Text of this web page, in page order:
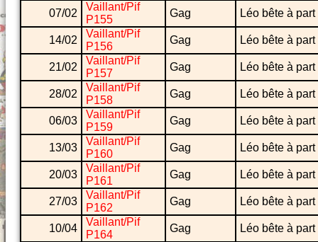
07/02
Vaillant/Pif
P155
Gag Léo bête à part
14/02
Vaillant/Pif
P156
Gag Léo bête à part
21/02
Vaillant/Pif
P157
Gag Léo bête à part
28/02
Vaillant/Pif
P158
Gag Léo bête à part
06/03
Vaillant/Pif
P159
Gag Léo bête à part
13/03
Vaillant/Pif
P160
Gag Léo bête à part
20/03
Vaillant/Pif
P161
Gag Léo bête à part
27/03
Vaillant/Pif
P162
Gag Léo bête à part
10/04
Vaillant/Pif
P164
Gag Léo bête à part